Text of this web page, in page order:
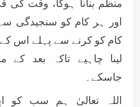
منظم بنانا ہوگا، وقت کی
اور ہر کام کو سنجیدگی سے
کام کو کرنے سے پہلے اس کے
لینا چاہیے تاکہ بعد
جاسکے۔
اللہ تعالیٰ ہم سب کو